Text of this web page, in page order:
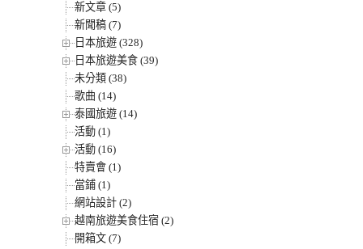
新文章 (5)
新聞稿 (7)
日本旅遊 (328)
日本旅遊美食 (39)
未分類 (38)
歌曲 (14)
泰國旅遊 (14)
活動 (1)
活動 (16)
特賣會 (1)
當鋪 (1)
網站設計 (2)
越南旅遊美食住宿 (2)
開箱文 (7)